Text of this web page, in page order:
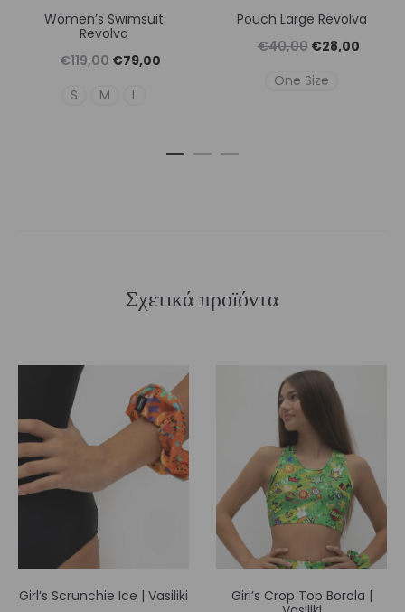
Women’s Swimsuit
Revolva
€119,00 Original
price
€79,00
S M L
Pouch Large Revolva
€40,00 Original
price
€28,00Η
One Size
Σχετικά προϊόντα
Girl’s Scrunchie Ice | Vasiliki
Girl’s Crop Top Borola |